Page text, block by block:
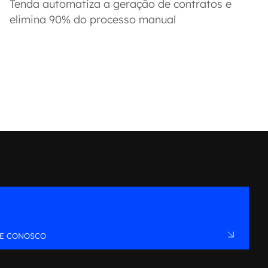
Tenda automatiza a geração de contratos e
elimina 90% do processo manual
CONOSCO